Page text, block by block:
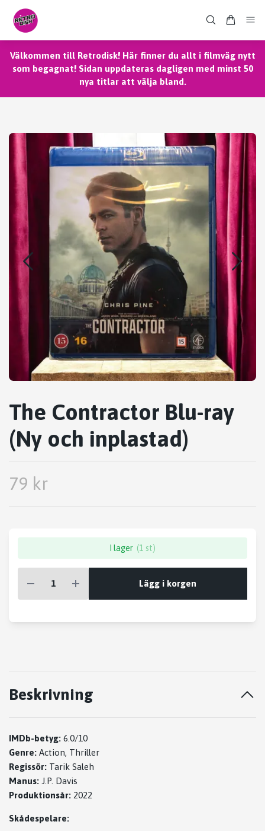
Välkommen till Retrodisk! Här finner du allt i filmväg nytt
som begagnat! Sidan uppdateras dagligen med minst 50
nya titlar att välja bland.
The Contractor Blu-ray
(Ny och inplastad)
79 kr
I lager (1 st)
Lägg i korgen
Beskrivning
IMDb-betyg: 6.0/10
Genre: Action, Thriller
Regissör: Tarik Saleh
Manus: J.P. Davis
Produktionsår: 2022
Skådespelare: